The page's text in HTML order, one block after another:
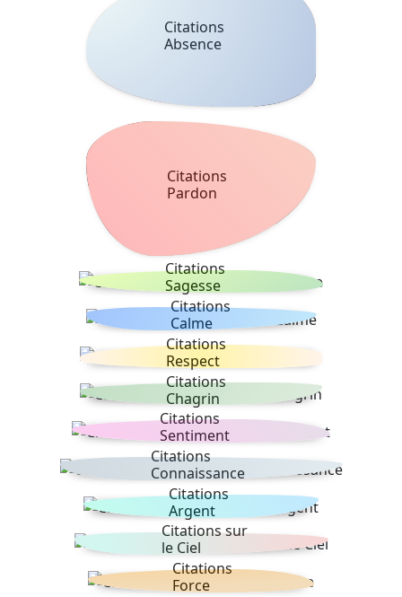
Citations
Absence
Citations
Pardon
Citations
Sagesse
Citations
Calme
Citations
Respect
Citations
Chagrin
Citations
Sentiment
Citations
Connaissance
Citations
Argent
Citations sur
le Ciel
Citations
Force